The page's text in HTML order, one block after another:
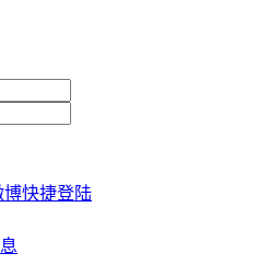
博快捷登陆